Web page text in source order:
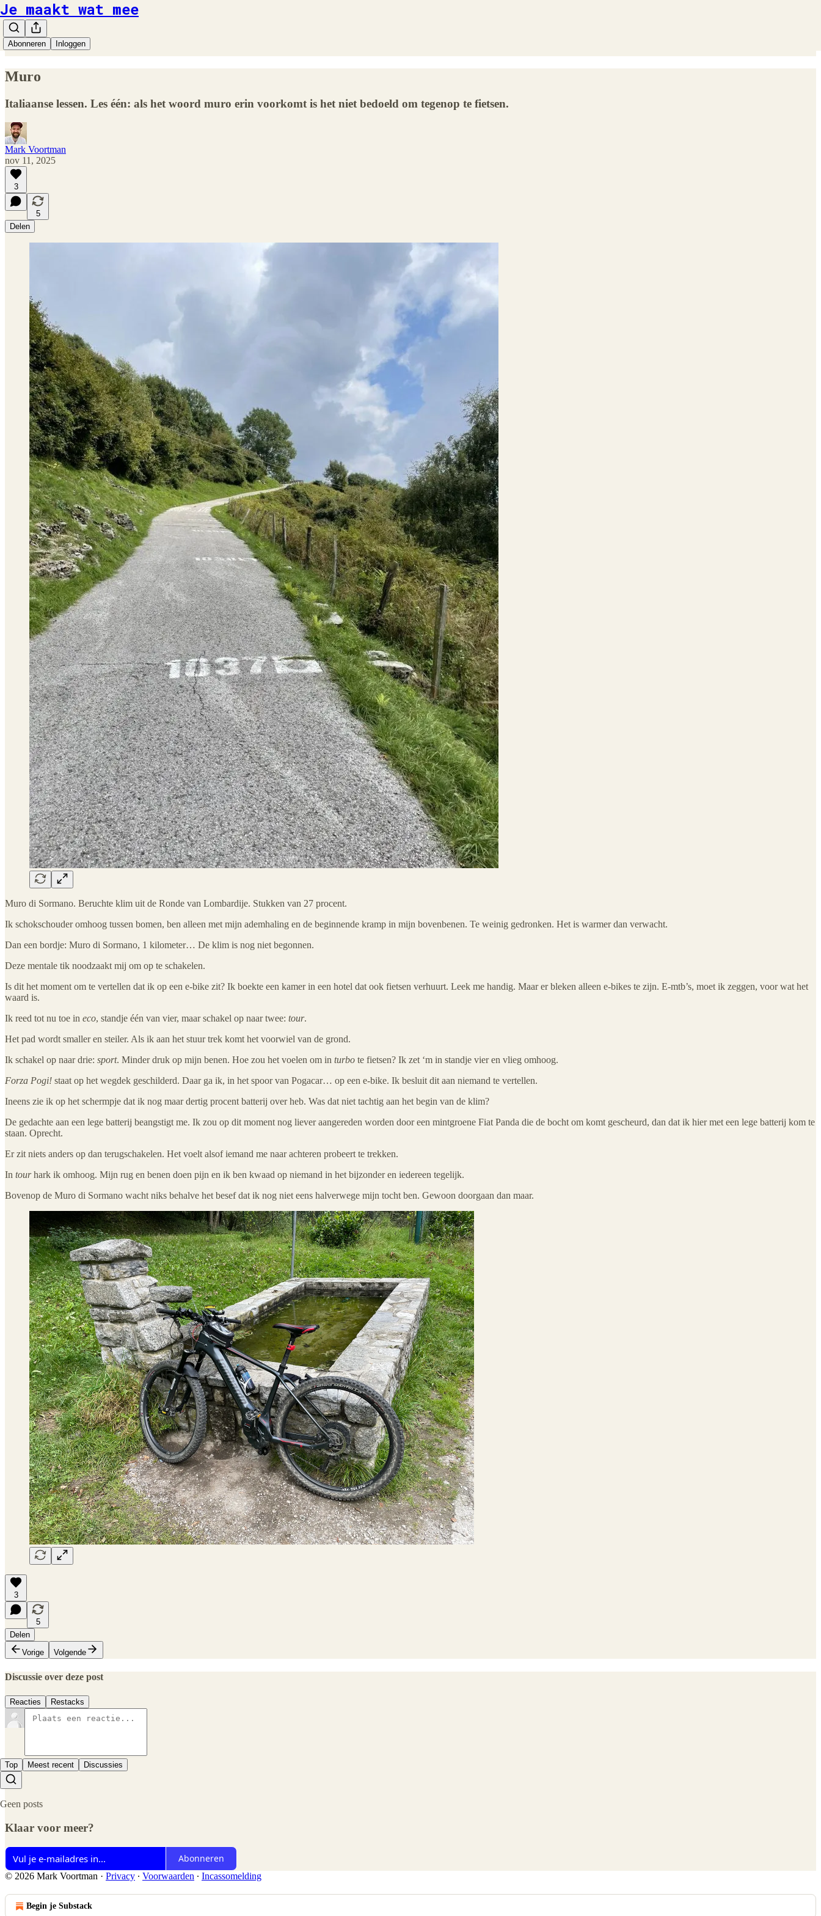
Je maakt wat mee
Abonneren Inloggen
Muro
Italiaanse lessen. Les één: als het woord muro erin voorkomt is het niet bedoeld om tegenop te fietsen.
Mark Voortman
nov 11, 2025
3
5
Delen
Muro di Sormano. Beruchte klim uit de Ronde van Lombardije. Stukken van 27 procent.
Ik schokschouder omhoog tussen bomen, ben alleen met mijn ademhaling en de beginnende kramp in mijn bovenbenen. Te weinig gedronken. Het is warmer dan verwacht.
Dan een bordje: Muro di Sormano, 1 kilometer… De klim is nog niet begonnen.
Deze mentale tik noodzaakt mij om op te schakelen.
Is dit het moment om te vertellen dat ik op een e-bike zit? Ik boekte een kamer in een hotel dat ook fietsen verhuurt. Leek me handig. Maar er bleken alleen e-bikes te zijn. E-mtb’s, moet ik zeggen, voor wat het
waard is.
Ik reed tot nu toe in eco, standje één van vier, maar schakel op naar twee: tour.
Het pad wordt smaller en steiler. Als ik aan het stuur trek komt het voorwiel van de grond.
Ik schakel op naar drie: sport. Minder druk op mijn benen. Hoe zou het voelen om in turbo te fietsen? Ik zet ‘m in standje vier en vlieg omhoog.
Forza Pogi! staat op het wegdek geschilderd. Daar ga ik, in het spoor van Pogacar… op een e-bike. Ik besluit dit aan niemand te vertellen.
Ineens zie ik op het schermpje dat ik nog maar dertig procent batterij over heb. Was dat niet tachtig aan het begin van de klim?
De gedachte aan een lege batterij beangstigt me. Ik zou op dit moment nog liever aangereden worden door een mintgroene Fiat Panda die de bocht om komt gescheurd, dan dat ik hier met een lege batterij kom te
staan. Oprecht.
Er zit niets anders op dan terugschakelen. Het voelt alsof iemand me naar achteren probeert te trekken.
In tourhark ik omhoog. Mijn rug en benen doen pijn en ik ben kwaad op niemand in het bijzonder en iedereen tegelijk.
Bovenop de Muro di Sormano wacht niks behalve het besef dat ik nog niet eens halverwege mijn tocht ben. Gewoon doorgaan dan maar.
3
5
Delen
Vorige
Volgende
Discussie over deze post
Reacties Restacks
Top Meest recent Discussies
Geen posts
Klaar voor meer?
Abonneren
© 2026 Mark Voortman · Privacy ∙ Voorwaarden ∙ Incassomelding
Begin je Substack